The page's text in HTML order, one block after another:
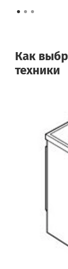
Как
техники